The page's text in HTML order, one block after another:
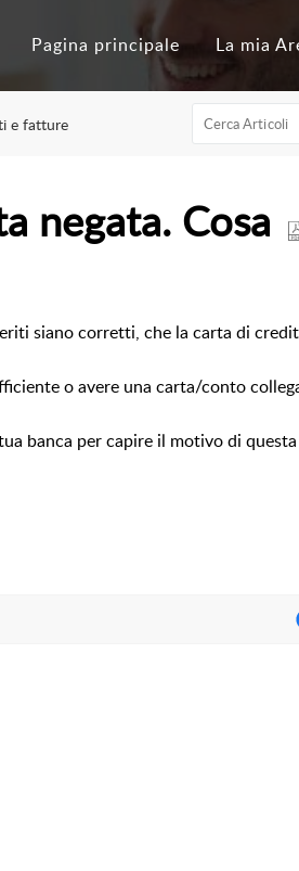
Pagina principale La mia
e fatture
negata. Cosa
siano corretti, che la carta di
o avere una carta/conto
banca per capire il motivo di questa